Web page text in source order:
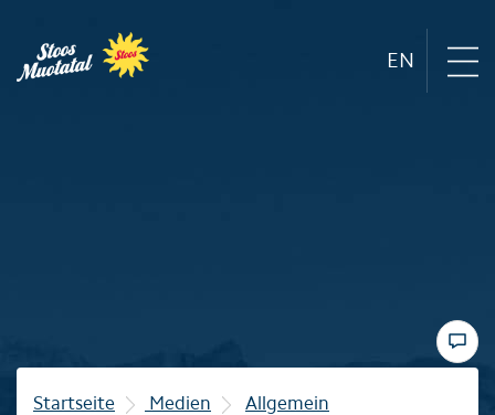
EN
Winter
Startseite Medien
Allgemein